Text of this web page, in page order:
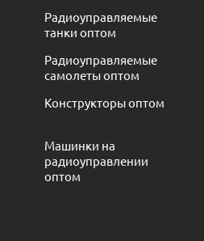
Радиоуправляемые
танки оптом
Радиоуправляемые
самолеты оптом
Конструкторы оптом
Машинки на
радиоуправлении
оптом